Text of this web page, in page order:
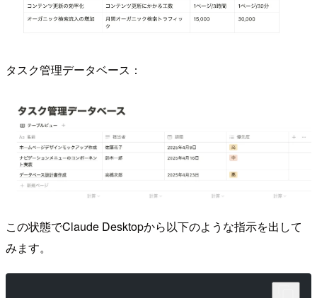
タスク管理データベース：
この状態でClaude Desktopから以下のような指示を出して
みます。